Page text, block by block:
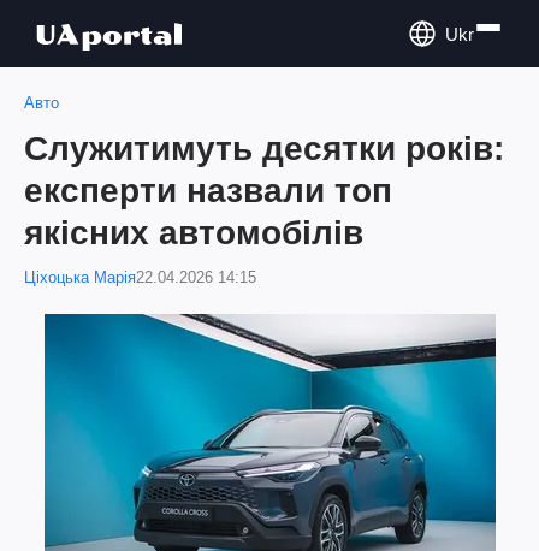
Ukr
Авто
Служитимуть десятки років:
експерти назвали топ
якісних автомобілів
Ціхоцька Марія22.04.2026 14:15